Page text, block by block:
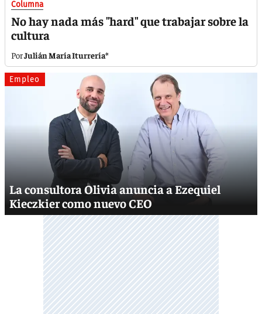
Columna
No hay nada más "hard" que trabajar sobre la
cultura
Julián María Iturrería*
Empleo
La consultora Olivia anuncia a Ezequiel
Kieczkier como nuevo CEO